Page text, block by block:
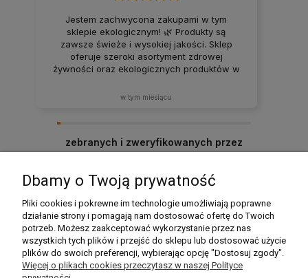
Jestem zachwycona zakupami w tym
sklepie ekologicznym! 🌿 Produkty są
zawsze świeże i wysokiej jakości. Sklep
oferuje szeroki asortyment zdrowej
żywności oraz ekologicznych produktów w
razem docierają w idealnym stanie. Zakupy
w tym miesiącu
zebranych i zweryfikowanych przez
Moje konto
Płatności i dostawa
Dbamy o Twoją prywatność
Pliki cookies i pokrewne im technologie umożliwiają poprawne
działanie strony i pomagają nam dostosować ofertę do Twoich
potrzeb. Możesz zaakceptować wykorzystanie przez nas
wszystkich tych plików i przejść do sklepu lub dostosować użycie
plików do swoich preferencji, wybierając opcję "Dostosuj zgody".
Więcej o plikach cookies przeczytasz w naszej Polityce